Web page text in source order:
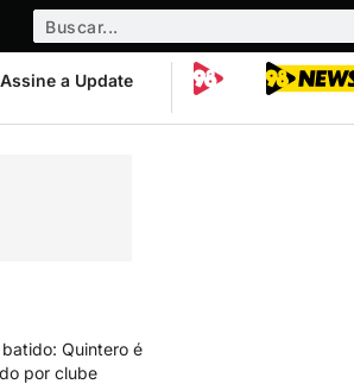
Assine a Update
Quintero é
por clube